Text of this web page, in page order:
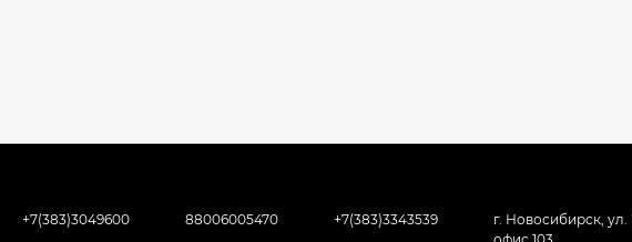
+7(383)3049600 88006005470 +7(383)3343539
г. Новосибирск, ул.